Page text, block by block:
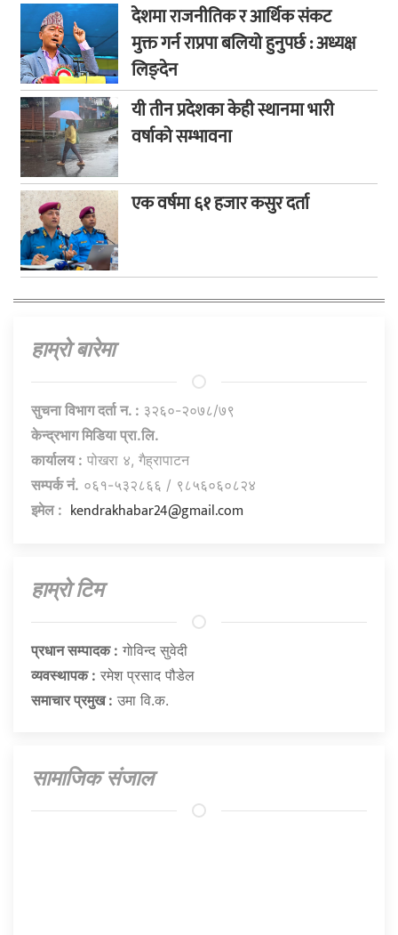
देशमा राजनीतिक र आर्थिक संकट
मुक्त गर्न राप्रपा बलियो हुनुपर्छ : अध्यक्ष
लिङ्देन
यी तीन प्रदेशका केही स्थानमा भारी
वर्षाको सम्भावना
एक वर्षमा ६१ हजार कसुर दर्ता
हाम्राे बारेमा
सुचना विभाग दर्ता न. : ३२६०-२०७८/७९
केन्द्रभाग मिडिया प्रा.लि.
कार्यालय : पोखरा ४, गैह्रापाटन
सम्पर्क नं. ०६१-५३२८६६ / ९८५६०६०८२४
इमेल : kendrakhabar24@gmail.com
हाम्राे टिम
प्रधान सम्पादक : गाेविन्द सुवेदी
व्यवस्थापक : रमेश प्रसाद पौडेल
समाचार प्रमुख : उमा वि.क.
सामाजिक संजाल